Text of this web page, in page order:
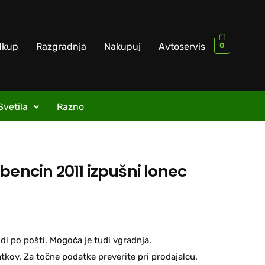
Razgradnja Nakupuj Avtoservis 0
Razno
2011 izpušni lonec
po pošti. Mogoča je tudi vgradnja.
Za točne podatke preverite pri prodajalcu.